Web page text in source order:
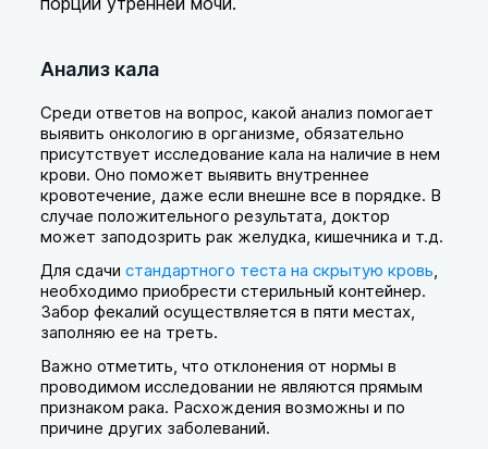
Анализ кала
Среди ответов на вопрос, какой анализ помогает
выявить онкологию в организме, обязательно
присутствует исследование кала на наличие в нем
крови. Оно поможет выявить внутреннее
кровотечение, даже если внешне все в порядке. В
случае положительного результата, доктор
может заподозрить рак желудка, кишечника и т.д.
Для сдачи стандартного теста на скрытую кровь
необходимо приобрести стерильный контейнер.
Забор фекалий осуществляется в пяти местах,
заполняю ее на треть.
Важно отметить, что отклонения от нормы в
проводимом исследовании не являются прямым
признаком рака. Расхождения возможны и по
причине других заболеваний.